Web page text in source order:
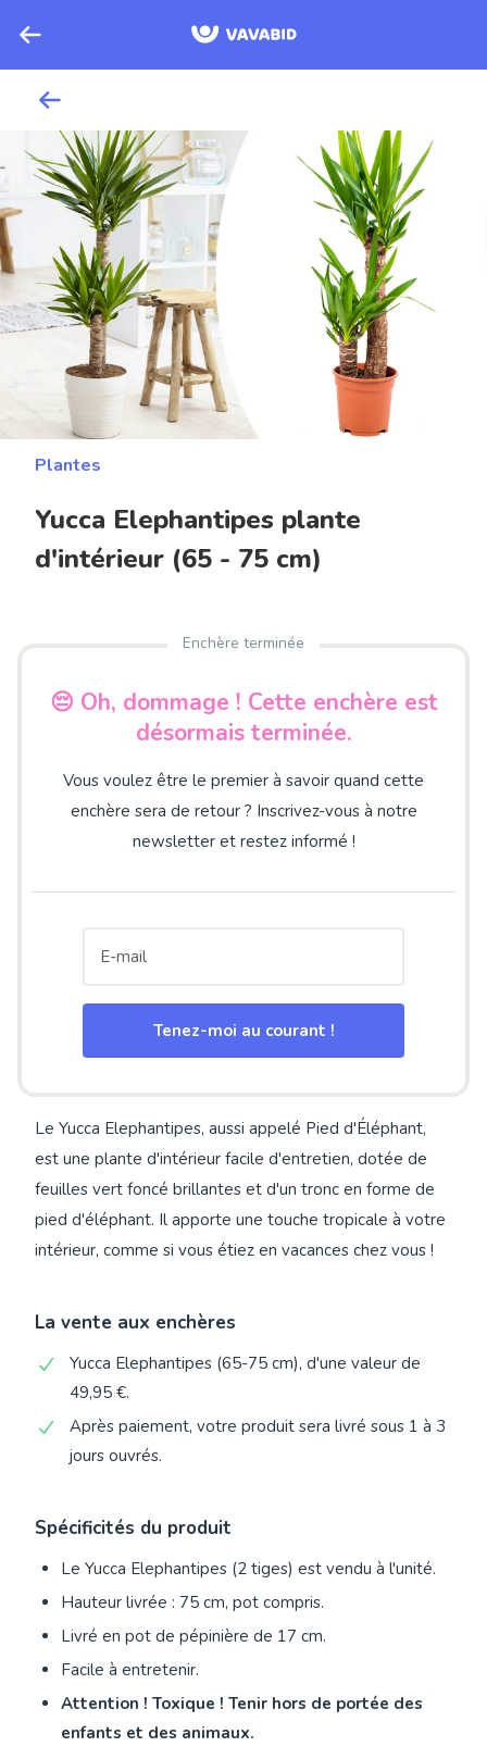
Plantes
Yucca Elephantipes plante
d'intérieur (65 - 75 cm)
Enchère terminée
😔 Oh, dommage ! Cette enchère est
désormais terminée.
Vous voulez être le premier à savoir quand cette
enchère sera de retour ? Inscrivez-vous à notre
newsletter et restez informé !
Tenez-moi au courant !
Le Yucca Elephantipes, aussi appelé Pied d'Éléphant,
est une plante d'intérieur facile d'entretien, dotée de
feuilles vert foncé brillantes et d'un tronc en forme de
pied d'éléphant. Il apporte une touche tropicale à votre
intérieur, comme si vous étiez en vacances chez vous !
La vente aux enchères
Yucca Elephantipes (65-75 cm), d'une valeur de
49,95 €.
Après paiement, votre produit sera livré sous 1 à 3
jours ouvrés.
Spécificités du produit
Le Yucca Elephantipes (2 tiges) est vendu à l'unité.
Hauteur livrée : 75 cm, pot compris.
Livré en pot de pépinière de 17 cm.
Facile à entretenir.
Attention ! Toxique ! Tenir hors de portée des
enfants et des animaux.